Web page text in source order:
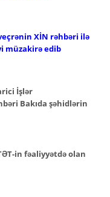
XİN rəhbəri ilə
müzakirə edib
İşlər
Bakıda şəhidlərin
in fəaliyyətdə olan